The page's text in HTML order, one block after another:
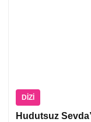
DIZI
Hudutsuz